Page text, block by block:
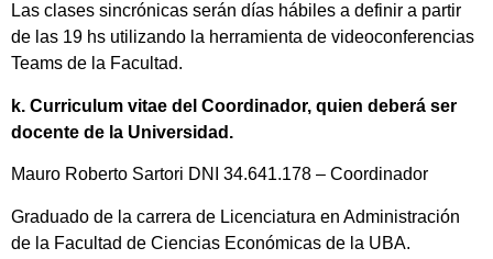
Las clases sincrónicas serán días hábiles a definir a partir
de las 19 hs utilizando la herramienta de videoconferencias
Teams de la Facultad.
k. Curriculum vitae del Coordinador, quien deberá ser
docente de la Universidad.
Mauro Roberto Sartori DNI 34.641.178 – Coordinador
Graduado de la carrera de Licenciatura en Administración
de la Facultad de Ciencias Económicas de la UBA.